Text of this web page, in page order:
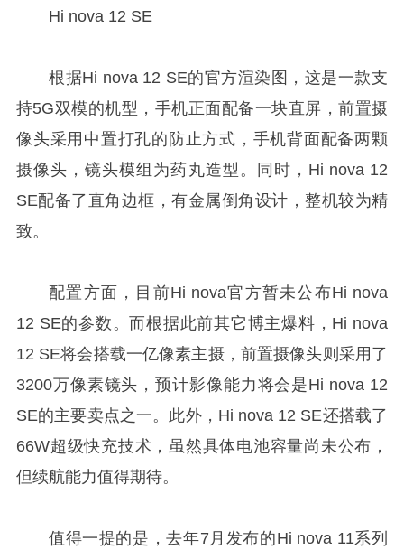
Hi nova 12 SE
根据Hi nova 12 SE的官方渲染图，这是一款支
持5G双模的机型，手机正面配备一块直屏，前置摄
像头采用中置打孔的防止方式，手机背面配备两颗
摄像头，镜头模组为药丸造型。同时，Hi nova 12
SE配备了直角边框，有金属倒角设计，整机较为精
致。
配置方面，目前Hi nova官方暂未公布Hi nova
12 SE的参数。而根据此前其它博主爆料，Hi nova
12 SE将会搭载一亿像素主摄，前置摄像头则采用了
3200万像素镜头，预计影像能力将会是Hi nova 12
SE的主要卖点之一。此外，Hi nova 12 SE还搭载了
66W超级快充技术，虽然具体电池容量尚未公布，
但续航能力值得期待。
值得一提的是，去年7月发布的Hi nova 11系列